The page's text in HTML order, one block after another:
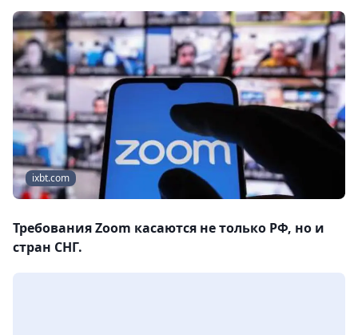
ixbt.com
Требования Zoom касаются не только РФ, но и
стран СНГ.